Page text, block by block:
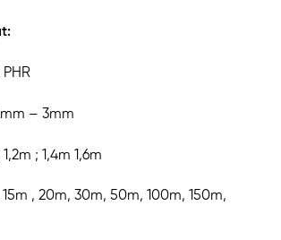
– 3mm
; 1,4m 1,6m
, 20m, 30m, 50m, 100m, 150m,